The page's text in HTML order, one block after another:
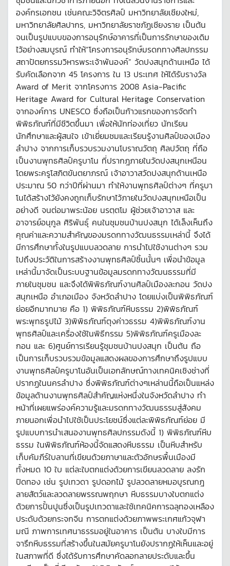
องค์กรเอกชน เช่นคณะวิจิตรศิลป์ มหาวิทยาลัยเชียงใหม่,
มหาวิทยาลัยศิลปากร, มหาวิทยาลัยราชภัฏเชียงราย เป็นต้น
จนเป็นรูปแบบของการอนุรักษ์อาคารที่เป็นการรักษาของเดิม
ไว้อย่างสมบูรณ์ ทำให้“โครงการอนุรักษ์มรดกทางศิลปกรรม
สถาปัตยกรรมวิหารพระเจ้าพันองค์” วัดปงสนุกด้านเหนือ ได้
รับคัดเลือกจาก 45 โครงการ ใน 13 ประเทศ ให้ได้รับรางวัล
Award of Merit จากโครงการ 2008 Asia-Pacific
Heritage Award for Cultural Heritage Conservation
จากองค์การ UNESCO ซึ่งถือเป็นก้าวแรกของการจัดทำ
พิพิธภัณฑ์ที่มีชีวิตขึ้นมา เพื่อให้นักท่องเที่ยว นักเรียน
นักศึกษาและผู้สนใจ เข้าเยี่ยมชมและเรียนรู้งานศิลป์ของเมือง
ลำปาง จากการเก็บรวบรวมงานโบราณวัตถุ ศิลปวัตถุ ที่ถือ
เป็นงานพุทธศิลป์ครูบาโน ที่ปรากฎภายในวัดปงสนุกเหนือน
โดยพระครูโสภิตขันตยาภรณ์ เจ้าอาวาสวัดปงสนุกด้านเหนือ
ประมาณ 50 กว่าปีที่ผ่านมา ทำให้งานพุทธศิลป์ต่างๆ ที่ครูบา
โนได้สร้างไว้ยังคงถูกเก็บรักษาไว้ภายในวัดปงสนุกเหนือเป็น
อย่างดี จนต่อมาพระน้อย นรตฺตโม ผู้ช่วยเจ้าอาวาส และ
อาจารย์อนุกูล ศิริพันธุ์ คนในชุมชนบ้านปงสนุก ได้เล็งเห็นถึง
คุณค่าและความสำคัญของมรดกทางวัฒนธรรมเหล่านี้ จึงได้
มีการศึกษาทั้งในรูปแบบลวดลาย การนำไปใช้งานต่างๆ รวม
ไปถึงประวัติในการสร้างงานพุทธศิลป์ชิ้นนั้นๆ เพื่อนำข้อมูล
เหล่านี้มาจัดเป็นระบบฐานข้อมูลมรดกทางวัฒนธรรมที่มี
ภายในชุมชน และจึงได้พิพิธภัณฑ์งานศิลป์เมืองละกอน วัดปง
สนุกเหนือ อำเภอเมือง จังหวัดลำปาง โดยแบ่งเป็นพิพิธภัณฑ์
ย่อยอีกมากมาย คือ 1) พิพิธภัณฑ์หีบธรรม 2)พิพิธภัณฑ์
พระพุทธรูปไม้ 3)พิพิธภัณฑ์ตุงค่าวธรรม 4)พิพิธภัณฑ์งาน
พุทธศิลป์และเครื่องใช้ในพิธีกรรม 5)พิพิธภัณฑ์ครูเมืองละ
กอน และ 6)ศูนย์การเรียนรู้ชุมชนบ้านปงสนุก เป็นต้น ถือ
เป็นการเก็บรวบรวมข้อมูลแสดงผลของการศึกษาถึงรูปแบบ
งานพุทธศิลป์ครูบาโนอันเป็นเอกลักษณ์ทางเทคนิคเชิงช่างที่
ปรากฏในนครลำปาง ซึ่งพิพิธภัณฑ์ต่างๆเหล่านนี้ถือเป็นแหล่ง
ข้อมูลด้านงานพุทธศิลป์สำคัญแห่งหนึ่งในจังหวัดลำปาง ทำ
หน้าที่เผยแพร่องค์ความรู้และมรดกทางวัฒนธรรมสู่สังคม
ภายนอกเพื่อนำไปใช้เป็นประโยชน์ซึ่งแต่ละพิพิธภัณฑ์ย่อย มี
รูปแบบการนำเสนองานพุทธศิลปกรรมดังนี้ 1) พิพิธภัณฑ์หีบ
ธรรม ในพิพิธภัณฑ์ห้องนี้จัดแสดงหีบธรรม เป็นหีบสำหรับ
เก็บคัมภีร์ใบลานที่เขียนด้วยภาษาและตัวอักษรพื้นเมืองมี
ทั้งหมด 10 ใบ แต่ละใบตกแต่งด้วยการเขียนลวดลาย ลงรัก
ปิดทอง เช่น รูปเทวดา รูปดอกไม้ รูปลวดลายหมอบูรณกฎ
ลายสัตว์และลวดลายพรรณพฤกษา หีบธรรมบางใบตกแต่ง
ด้วยการปั้นปูนซึ่งเป็นรูปเทวดาและใช้เทคนิคการฉลุทองเหลือง
ประดับด้วยกระจกจีน การตกแต่งด้วยภาพพระเกศแก้วจุฬา
มณี ภาพการเทศนาธรรมอยู่ในอาคาร เป็นต้น บางใบมีการ
จารึกหีบธรรมที่สร้างขึ้นในสมัยครูบาโนยังปรากฏให้เห็นและอยู่
ในสภาพที่ดี ซึ่งได้รับการศึกษาคัดลอกลายประดับและขึ้น